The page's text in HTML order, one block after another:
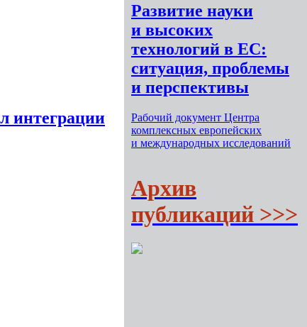
интеграции
Развитие науки
и высоких
технологий в ЕС:
ситуация, проблемы
и перспективы
Рабочий документ Центра
комплексных европейских
и международных исследований
Архив
публикаций >>>